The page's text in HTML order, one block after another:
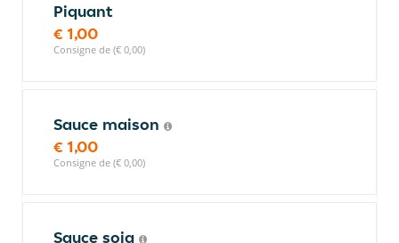
Piquant
€ 1,00
Consigne de (€ 0,00)
Sauce maison
€ 1,00
Consigne de (€ 0,00)
Sauce soja